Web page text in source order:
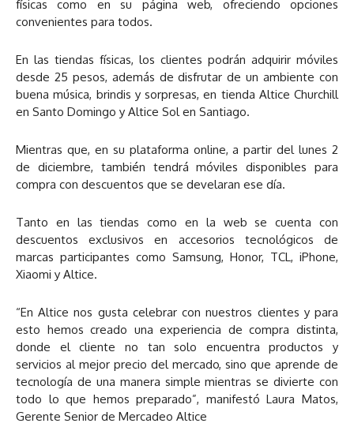
físicas como en su página web, ofreciendo opciones
convenientes para todos.
En las tiendas físicas, los clientes podrán adquirir móviles
desde 25 pesos, además de disfrutar de un ambiente con
buena música, brindis y sorpresas, en tienda Altice Churchill
en Santo Domingo y Altice Sol en Santiago.
Mientras que, en su plataforma online, a partir del lunes 2
de diciembre, también tendrá móviles disponibles para
compra con descuentos que se develaran ese día.
Tanto en las tiendas como en la web se cuenta con
descuentos exclusivos en accesorios tecnológicos de
marcas participantes como Samsung, Honor, TCL, iPhone,
Xiaomi y Altice.
“En Altice nos gusta celebrar con nuestros clientes y para
esto hemos creado una experiencia de compra distinta,
donde el cliente no tan solo encuentra productos y
servicios al mejor precio del mercado, sino que aprende de
tecnología de una manera simple mientras se divierte con
todo lo que hemos preparado”, manifestó Laura Matos,
Gerente Senior de Mercadeo Altice